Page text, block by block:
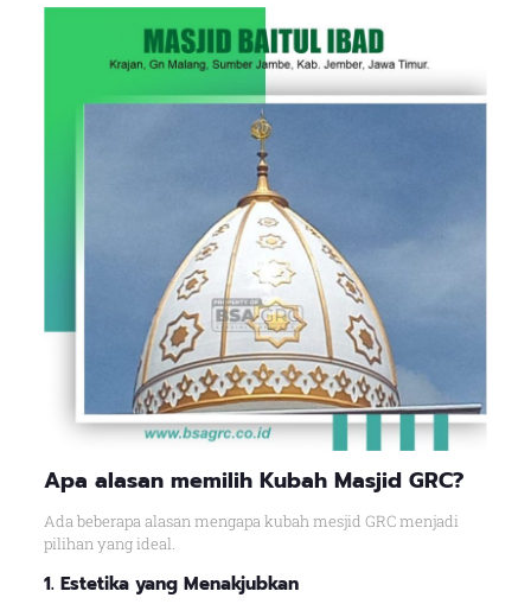
Apa alasan memilih Kubah Masjid GRC?
Ada beberapa alasan mengapa kubah mesjid GRC menjadi
pilihan yang ideal.
1. Estetika yang Menakjubkan